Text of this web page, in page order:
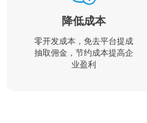
降低成本
零开发成本，免去平台提成
抽取佣金，节约成本提高企
业盈利